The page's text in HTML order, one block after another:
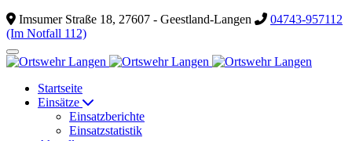
Imsumer Straße 18, 27607 - Geestland-Langen
04743-957112
(Im Notfall 112)
Startseite
Einsätze
Einsatzberichte
Einsatzstatistik